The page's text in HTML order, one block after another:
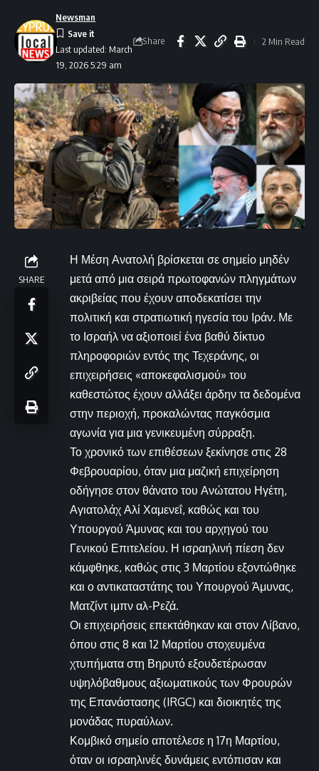
Last updated: March
19, 2026 5:29 am
Newsman
Share 2 Min Read
SHARE
Η Μέση Ανατολή βρίσκεται σε σημείο μηδέν
μετά από μια σειρά πρωτοφανών πληγμάτων
ακριβείας που έχουν αποδεκατίσει την
πολιτική και στρατιωτική ηγεσία του Ιράν. Με
το Ισραήλ να αξιοποιεί ένα βαθύ δίκτυο
πληροφοριών εντός της Τεχεράνης, οι
επιχειρήσεις «αποκεφαλισμού» του
καθεστώτος έχουν αλλάξει άρδην τα δεδομένα
στην περιοχή, προκαλώντας παγκόσμια
αγωνία για μια γενικευμένη σύρραξη.
Το χρονικό των επιθέσεων ξεκίνησε στις 28
Φεβρουαρίου, όταν μια μαζική επιχείρηση
οδήγησε στον θάνατο του Ανώτατου Ηγέτη,
Αγιατολάχ Αλί Χαμενεΐ, καθώς και του
Υπουργού Άμυνας και του αρχηγού του
Γενικού Επιτελείου. Η ισραηλινή πίεση δεν
κάμφθηκε, καθώς στις 3 Μαρτίου εξοντώθηκε
και ο αντικαταστάτης του Υπουργού Άμυνας,
Ματζίντ ιμπν αλ-Ρεζά.
Οι επιχειρήσεις επεκτάθηκαν και στον Λίβανο,
όπου στις 8 και 12 Μαρτίου στοχευμένα
χτυπήματα στη Βηρυτό εξουδετέρωσαν
υψηλόβαθμους αξιωματικούς των Φρουρών
της Επανάστασης (IRGC) και διοικητές της
μονάδας πυραύλων.
Κομβικό σημείο αποτέλεσε η 17η Μαρτίου,
όταν οι ισραηλινές δυνάμεις εντόπισαν και